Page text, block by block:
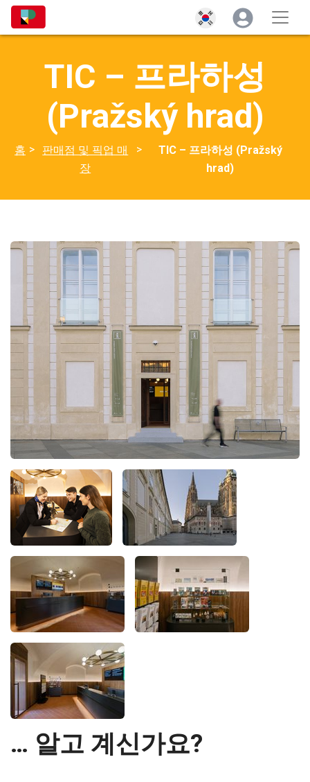
TIC – 프라하성
(Pražský hrad)
홈 >
판매점 및 픽업 매
장
>
TIC – 프라하성 (Pražský
hrad)
… 알고 계신가요?